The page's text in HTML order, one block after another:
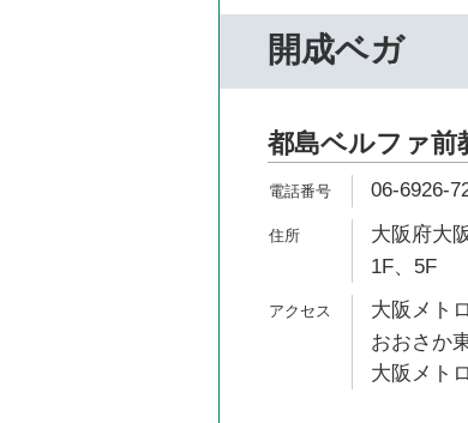
開成ベガ
都島ベルファ前
06-6926-
大阪府大
1F、5F
大阪メト
おおさか
大阪メト